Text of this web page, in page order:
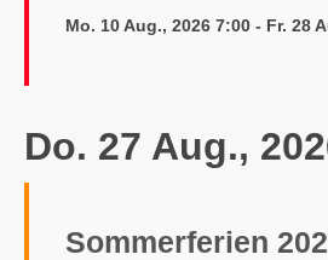
Mo. 10 Aug., 2026 7:00 - Fr. 28
Do. 27 Aug.,
Sommerferien